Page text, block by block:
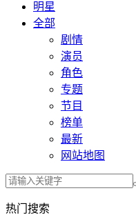
明星
全部
剧情
演员
角色
专题
节目
榜单
最新
网站地图
热门搜索